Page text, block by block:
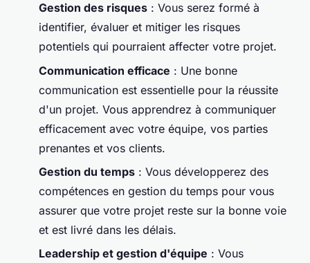
Gestion des risques : Vous serez formé à
identifier, évaluer et mitiger les risques
potentiels qui pourraient affecter votre projet.
Communication efficace : Une bonne
communication est essentielle pour la réussite
d'un projet. Vous apprendrez à communiquer
efficacement avec votre équipe, vos parties
prenantes et vos clients.
Gestion du temps : Vous développerez des
compétences en gestion du temps pour vous
assurer que votre projet reste sur la bonne voie
et est livré dans les délais.
Leadership et gestion d'équipe : Vous